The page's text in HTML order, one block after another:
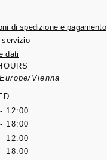
di spedizione e pagamento
servizio
dati
Vienna
12:00
18:00
12:00
18:00